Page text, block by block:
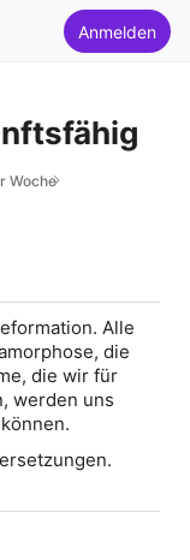
Anmelden
Woche
Alle
die
die wir für
werden uns